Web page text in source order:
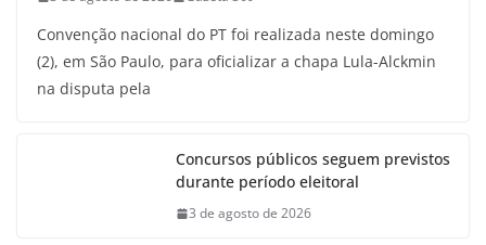
Convenção nacional do PT foi realizada neste domingo
(2), em São Paulo, para oficializar a chapa Lula-Alckmin
na disputa pela
Concursos públicos seguem previstos
durante período eleitoral
3 de agosto de 2026